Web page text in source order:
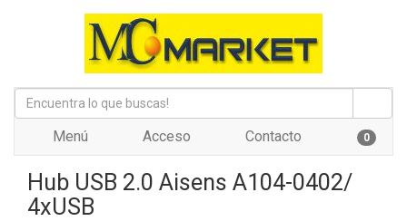
Menú Acceso Contacto 0
Hub USB 2.0 Aisens A104-0402/
4xUSB